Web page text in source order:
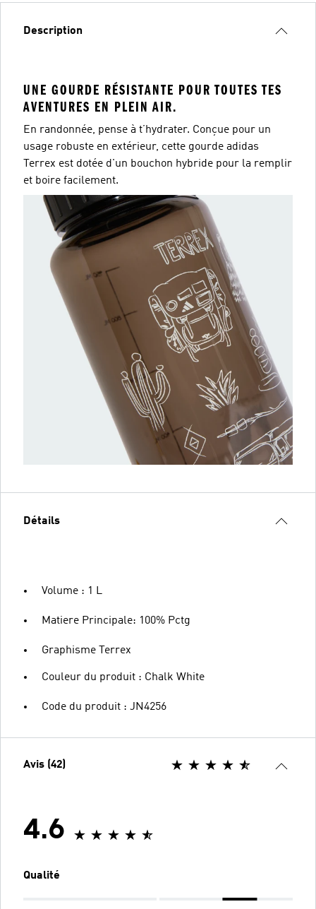
Description
UNE GOURDE RÉSISTANTE POUR TOUTES TES
AVENTURES EN PLEIN AIR.
En randonnée, pense à t’hydrater. Conçue pour un
usage robuste en extérieur, cette gourde adidas
Terrex est dotée d'un bouchon hybride pour la remplir
et boire facilement.
Détails
Volume : 1 L
Matiere Principale: 100% Pctg
Graphisme Terrex
Couleur du produit : Chalk White
Code du produit : JN4256
Avis (42)
4.6
Qualité